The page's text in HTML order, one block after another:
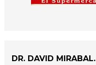
DR. DAVID MIRABAL.